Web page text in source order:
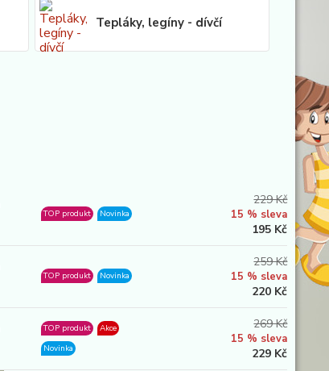
Tepláky, legíny - dívčí
TOP produkt Novinka
229 Kč
15 % sleva
195 Kč
TOP produkt Novinka
259 Kč
15 % sleva
220 Kč
TOP produkt
Akce
Novinka
269 Kč
15 % sleva
229 Kč